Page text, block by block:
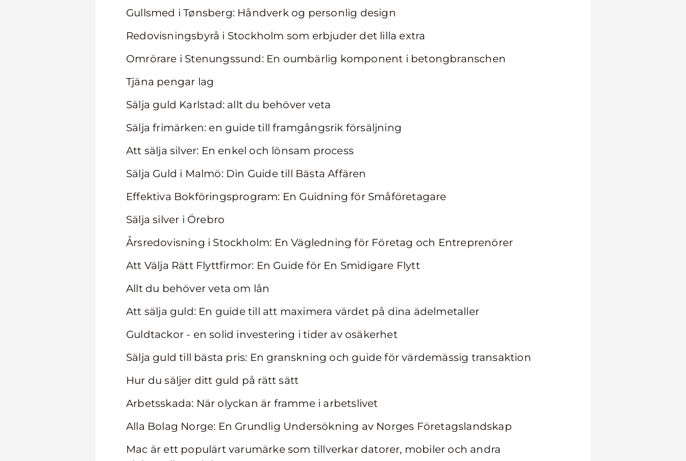
Gullsmed i Tønsberg: Håndverk og personlig design
Redovisningsbyrå i Stockholm som erbjuder det lilla extra
Omrörare i Stenungssund: En oumbärlig komponent i betongbranschen
Tjäna pengar lag
Sälja guld Karlstad: allt du behöver veta
Sälja frimärken: en guide till framgångsrik försäljning
Att sälja silver: En enkel och lönsam process
Sälja Guld i Malmö: Din Guide till Bästa Affären
Effektiva Bokföringsprogram: En Guidning för Småföretagare
Sälja silver i Örebro
Årsredovisning i Stockholm: En Vägledning för Företag och Entreprenörer
Att Välja Rätt Flyttfirmor: En Guide för En Smidigare Flytt
Allt du behöver veta om lån
Att sälja guld: En guide till att maximera värdet på dina ädelmetaller
Guldtackor - en solid investering i tider av osäkerhet
Sälja guld till bästa pris: En granskning och guide för värdemässig transaktion
Hur du säljer ditt guld på rätt sätt
Arbetsskada: När olyckan är framme i arbetslivet
Alla Bolag Norge: En Grundlig Undersökning av Norges Företagslandskap
Mac är ett populärt varumärke som tillverkar datorer, mobiler och andra